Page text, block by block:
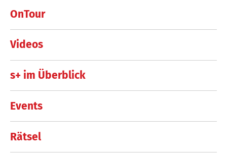
OnTour
Videos
s+ im Überblick
Events
Rätsel